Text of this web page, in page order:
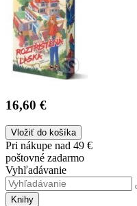
16,60 €
Vložiť do košíka
Pri nákupe nad 49 €
poštovné zadarmo
Vyhľadávanie
Knihy